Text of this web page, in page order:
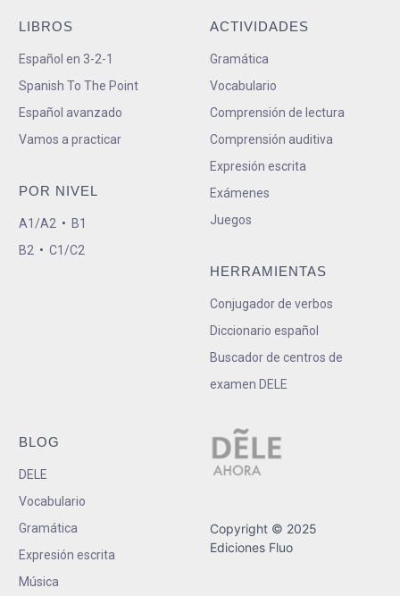
LIBROS
Español en 3-2-1
Spanish To The Point
Español avanzado
Vamos a practicar
POR NIVEL
A1/A2 • B1
B2 • C1/C2
ACTIVIDADES
Gramática
Vocabulario
Comprensión de lectura
Comprensión auditiva
Expresión escrita
Exámenes
Juegos
HERRAMIENTAS
Conjugador de verbos
Diccionario español
Buscador de centros de
examen DELE
BLOG
DELE
Vocabulario
Gramática
Expresión escrita
Música
Copyright © 2025
Ediciones Fluo